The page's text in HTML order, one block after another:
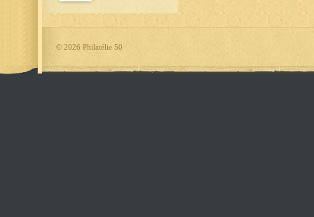
© 2026 Philatélie 50